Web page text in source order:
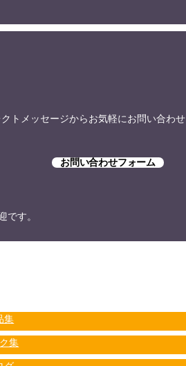
トメッセージからお気軽にお問い合わせ
お問い合わせフォーム
です。
集
集